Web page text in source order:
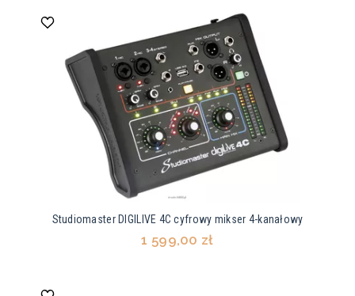
Studiomaster DIGILIVE 4C cyfrowy mikser 4-kanałowy
1 599,00 zł